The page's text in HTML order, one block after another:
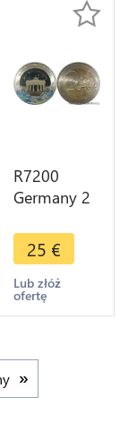
R7200
Germany 2
Anniversary
Berlin Wall
Fall 2014
Colorful
25 €
Lub złóż
ofertę